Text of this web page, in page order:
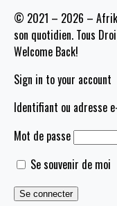
© 2021 – 2026 –
son quotidien. Tous
Welcome Back!
Sign in to your account
Identifiant ou adresse
Mot de passe
Se souvenir de moi